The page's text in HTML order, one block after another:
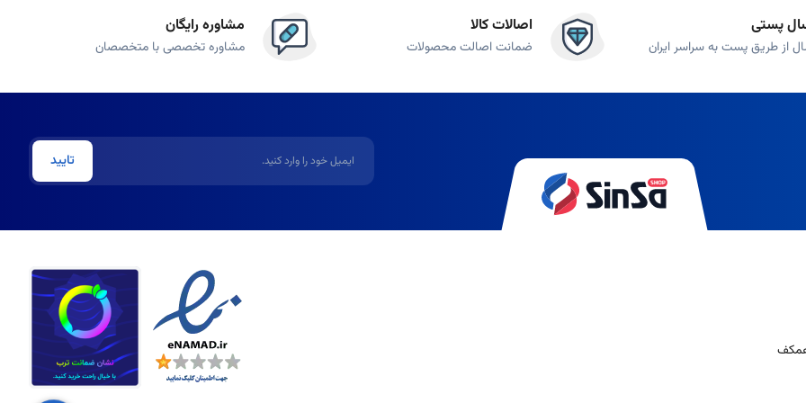
کرم ضد آفتابباید بخش ثابتی از روتین روزانه شما باشد (حتی در
ظاهر می‌شوند. کرم ضد چروکبا ترکیبات فعال خود به بهبود الاستیسیته و کاهش عمق چروک‌ها کمک می‌کند.
افزایش سن می‌توانند ظاهر ناخوشایندی ایجاد کنند. کرم ضد لک
به محو شدن این لک‌ها و یکدست شدن رنگ پوست کمک می‌کنند.
کاهش التهاب و درمان انواع جوش (سرسیاه، سرسفید، التهابی) کمک می‌کنند.
مرده از سطح پوست، به روشن شدن، افزایش شفافیت و جذب بهتر سایر محصولات کمک می‌کند. لایه‌بردارها می‌توانند فیزیکی (اسکراب) یا شیمیایی (حاوی
کرم و روغن رفع ترک بدن (استرچ مارک)،روغن
برنزه بدون آفتاب).
استفاده می‌شود، هرچند تمرکز اصلی
پستی
از طریق پست به سراسر ایران
اصالات کالا
ضمانت اصالت محصولات
مشاوره رایگان
مشاوره تخصصی با متخصصان
ایمیل
تایید